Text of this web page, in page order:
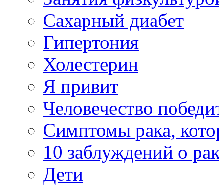
Сахарный диабет
Гипертония
Холестерин
Я привит
Человечество
Симптомы рака,
10 заблуждений о
Дети